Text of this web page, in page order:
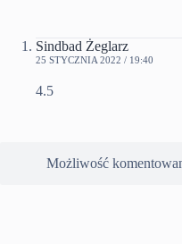
Sindbad Żeglarz
25 STYCZNIA 2022 / 19:40
4.5
Możliwość